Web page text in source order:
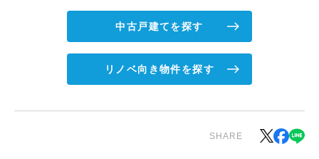
中古戸建てを探す
リノベ向き物件を探す
SHARE